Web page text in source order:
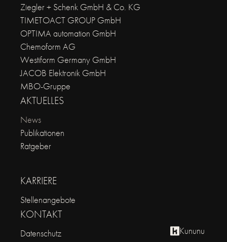
Ziegler + Schenk GmbH & Co. KG
TIMETOACT GROUP GmbH
OPTIMA automation GmbH
Chemoform AG
Westiform Germany GmbH
JACOB Elektronik GmbH
MBO-Gruppe
AKTUELLES
News
Publikationen
Ratgeber
KARRIERE
Stellenangebote
KONTAKT
Datenschutz
Kununu